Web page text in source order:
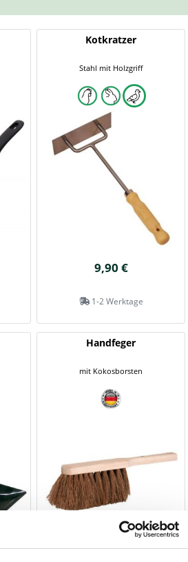
Kotkratzer
Stahl mit Holzgriff
9,90 €
1-2 Werktage
Handfeger
mit Kokosborsten